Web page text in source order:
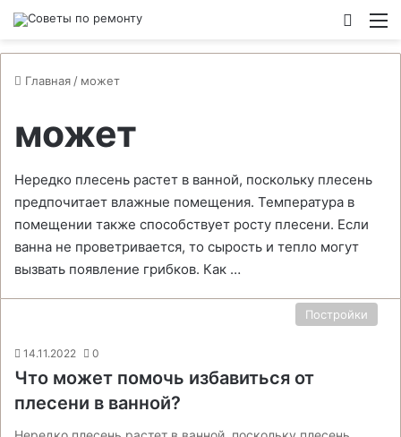
Главная / может
может
Нередко плесень растет в ванной, поскольку плесень
предпочитает влажные помещения. Температура в
помещении также способствует росту плесени. Если
ванна не проветривается, то сырость и тепло могут
вызвать появление грибков. Как …
Постройки
14.11.2022 0
Что может помочь избавиться от
плесени в ванной?